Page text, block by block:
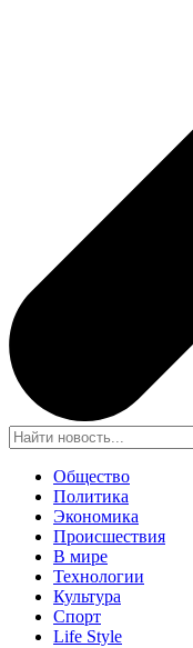
Общество
Политика
Экономика
Происшествия
В мире
Технологии
Культура
Спорт
Life Style